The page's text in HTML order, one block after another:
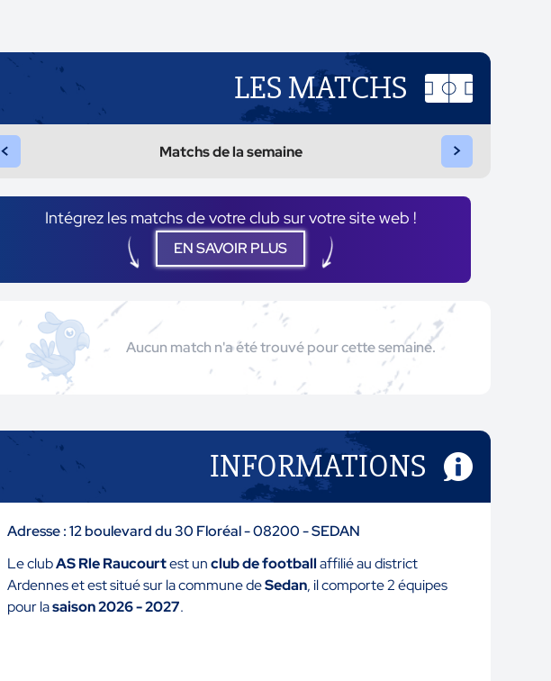
LES MATCHS
< Matchs de la semaine >
Intégrez les matchs de votre club sur votre site web !
EN SAVOIR PLUS
Aucun match n'a été trouvé pour cette semaine.
INFORMATIONS
Adresse : 12 boulevard du 30 Floréal - 08200 - SEDAN
Le clubAS Rle Raucourtest unclub de footballaffilié au district
Ardennes et est situé sur la commune deSedan, il comporte 2 équipes
pour lasaison 2026 - 2027.